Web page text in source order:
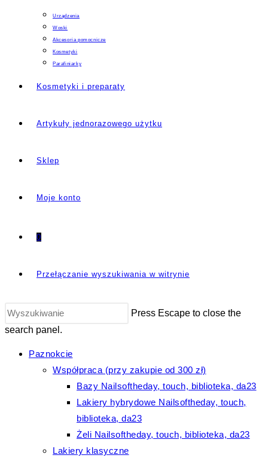
Urządzenia
Woski
Akcesoria pomocnicze
Kosmetyki
Parafiniarky
Kosmetyki i preparaty
Artykuły jednorazowego użytku
Sklep
Moje konto
0
Przełączanie wyszukiwania w witrynie
Press Escape to close the
search panel.
Paznokcie
Współpraca (przy zakupie od 300 zł)
Bazy Nailsoftheday, touch, biblioteka, da23
Lakiery hybrydowe Nailsoftheday, touch,
biblioteka, da23
Żeli Nailsoftheday, touch, biblioteka, da23
Lakiery klasyczne